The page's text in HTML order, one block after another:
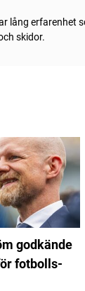
lång erfarenhet
skidor.
godkände
fotbolls-